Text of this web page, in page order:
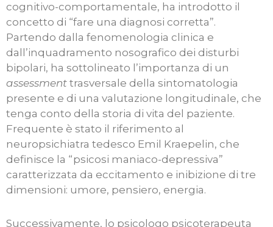
cognitivo-comportamentale, ha introdotto il
concetto di “fare una diagnosi corretta”.
Partendo dalla fenomenologia clinica e
dall’inquadramento nosografico dei disturbi
bipolari, ha sottolineato l’importanza di un
assessment trasversale della sintomatologia
presente e di una valutazione longitudinale, che
tenga conto della storia di vita del paziente.
Frequente è stato il riferimento al
neuropsichiatra tedesco Emil Kraepelin, che
definisce la “psicosi maniaco-depressiva”
caratterizzata da eccitamento e inibizione di tre
dimensioni: umore, pensiero, energia.
Successivamente, lo psicologo psicoterapeuta